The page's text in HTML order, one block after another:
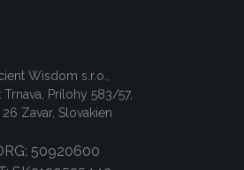
Wisdom s.r.o.,
Trnava, Prílohy 583/57,
26 Zavar, Slovakien
50920600